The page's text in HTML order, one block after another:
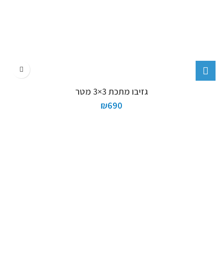
גזיבו מתכת 3×3 מטר
₪690